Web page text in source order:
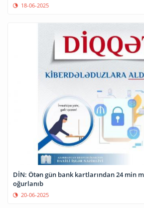
18-06-2025
DİN: Ötən gün bank kartlarından 24 min
oğurlanıb
20-06-2025